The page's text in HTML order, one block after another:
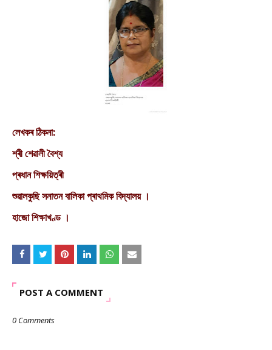
লেখকৰ ঠিকনা:
শ্ৰী শেৱালী বৈশ্য
প্ৰধান শিক্ষয়িত্ৰী
শুৱালকুছি সনাতন বালিকা প্ৰাথমিক বিদ্যালয় ।
হাজো শিক্ষাখণ্ড ।
POST A COMMENT
0 Comments